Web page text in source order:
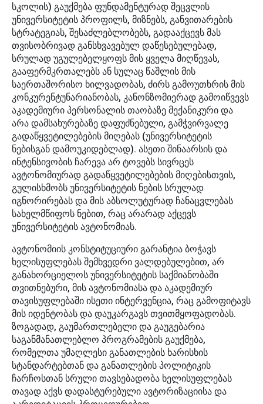
სკოლის) გაუქმება ფუნდამენტურად შეცვლის
უნივერსიტეტის პროფილს, მიზნებს, განვითარების
სტრატეგიას, შესაძლებლობებს, გადააქცევს მას
თვისობრივად განსხვავებულ დაწესებულებად,
სრულად უგულებელყოფს მის ყველა მიღწევას,
გააფერმკრთალებს ან სულაც წაშლის მის
საერთაშორისო ხილვადობას, ძირს გამოუთხრის მის
კონკურენტუნარიანობას, კანონზომიერად გამოიწვევს
აკადემიური პერსონალის თაობაზე მექანიკური და
არა დამსახურებაზე დაფუძნებული, გამჭვირვალე
გადაწყვეტილებების მიღებას (უნივერსიტეტის
ნებისგან დამოუკიდებლად). ასეთი შინაარსის და
ინტენსივობის ჩარევა არ ტოვებს სივრცეს
ავტონომიურად გადაწყვეტილებების მიღებისთვის,
გულისხმობს უნივერსიტეტის ნების სრულად
იგნორირებას და მის აბსოლუტურად ჩანაცვლებას
სახელმწიფოს ნებით, რაც არარად აქცევს
უნივერსიტეტის ავტონომიას.
ავტონომიის კონსტიტუციური გარანტია ბოჭავს
ხელისუფლებას შემხვედრი ვალდებულებით, არ
განახორციელოს უნივერსიტეტის საქმიანობაში
თვითნებური, მის ავტონომიასა და აკადემიურ
თავისუფლებაში ისეთი ინტერვენცია, რაც გამოფიტავს
მის იდენტობას და დაუკარგავს თვითმყოფადობას.
ზოგადად, გაუმართლებელი და გაუგებარია
საგანმანათლებლო პროგრამების გაუქმება,
რომელთა უმაღლესი განათლების ხარისხის
სტანდარტებთან და განათლების პოლიტიკის
ჩარჩოსთან სრული თავსებადობა ხელისუფლებას
თავად აქვს დადასტურებული ავტორიზაციისა და